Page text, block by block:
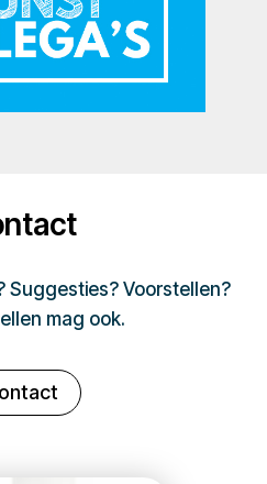
Suggesties? Voorstellen?
mag ook.